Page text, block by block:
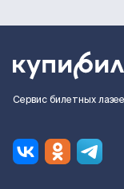
Сервис билетных